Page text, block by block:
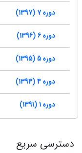
دوره 7 (1397)
دوره 6 (1396)
دوره 5 (1395)
دوره 4 (1394)
دوره 1 (1391)
دسترسی سریع